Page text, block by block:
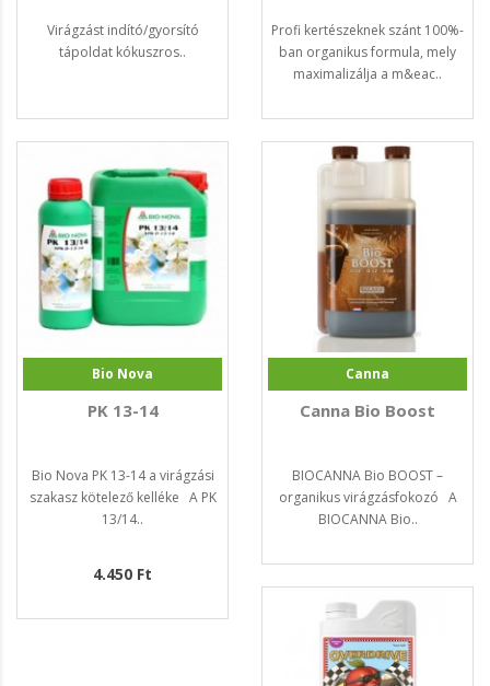
Virágzást indító/gyorsító
tápoldat kókuszros..
Profi kertészeknek szánt 100%-
ban organikus formula, mely
maximalizálja a m&eac..
Bio Nova
PK 13-14
Bio Nova PK 13-14 a virágzási
szakasz kötelező kelléke A PK
13/14..
4.450 Ft
Canna
Canna Bio Boost
BIOCANNA Bio BOOST –
organikus virágzásfokozó A
BIOCANNA Bio..